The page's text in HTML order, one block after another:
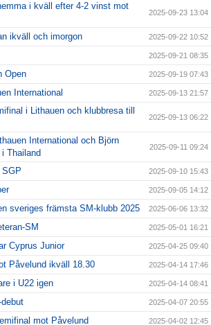
i kväll efter 4-2 vinst mot
2025-09-23 13:04
ikväll och imorgon 2025-09-22 10:52
2025-09-21 08:35
Open 2025-09-19 07:43
International 2025-09-13 21:57
i Lithauen och klubbresa till
2025-09-13 06:22
International och Björn
Thailand
2025-09-11 09:24
2025-09-10 15:43
2025-09-05 14:12
sveriges främsta SM-klubb 2025 2025-06-06 13:32
SM 2025-05-01 16:21
Cyprus Junior 2025-04-25 09:40
Påvelund ikväll 18.30 2025-04-14 17:46
i U22 igen 2025-04-14 08:41
2025-04-07 20:55
mot Påvelund 2025-04-02 12:45